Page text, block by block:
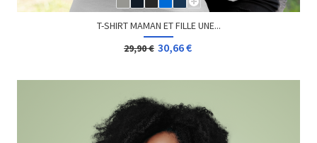
T-SHIRT MAMAN ET FILLE UNE...
29,90 € 30,66 €